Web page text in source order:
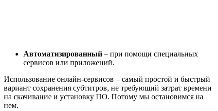
Автоматизированный – при помощи специальных
сервисов или приложений.
Использование онлайн-сервисов – самый простой и быстрый
вариант сохранения субтитров, не требующий затрат времени
на скачивание и установку ПО. Потому мы остановимся на
нем.